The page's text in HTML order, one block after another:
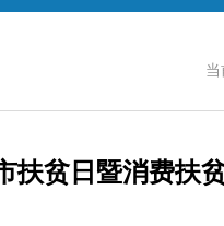
当
扶贫日暨消费扶